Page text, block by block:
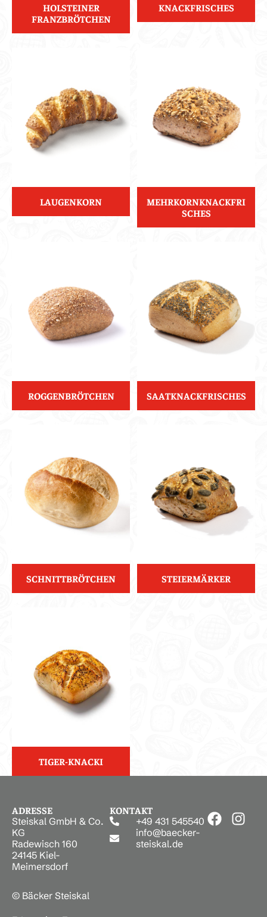
HOLSTEINER
FRANZBRÖTCHEN
KNACKFRISCHES
LAUGENKORN
MEHRKORNKNACKFRI
SCHES
ROGGENBRÖTCHEN SAATKNACKFRISCHES
SCHNITTBRÖTCHEN STEIERMÄRKER
TIGER-KNACKI
ADRESSE
Steiskal GmbH & Co.
KG
Radewisch 160
24145 Kiel-
Meimersdorf
KONTAKT
+49 431 545540
info@baecker-
steiskal.de
© Bäcker Steiskal